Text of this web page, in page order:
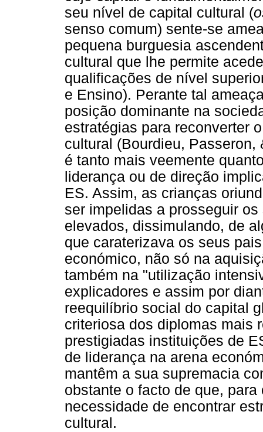
seu nível de capital cultural (
senso comum) sente-se
pequena burguesia
cultural que lhe permite
qualificações de nível
e Ensino). Perante tal
posição dominante na
estratégias para reconverter
cultural (Bourdieu,
é tanto mais veemente
liderança ou de direção
ES. Assim, as crianças
ser impelidas a prosseguir
elevados, dissimulando, de
que caraterizava os seus
económico, não só na
também na "utilização
explicadores e assim por
reequilíbrio social do capital
criteriosa dos diplomas mais
prestigiadas instituições de
de liderança na arena
mantêm a sua supremacia
obstante o facto de que,
necessidade de encontrar
cultural.